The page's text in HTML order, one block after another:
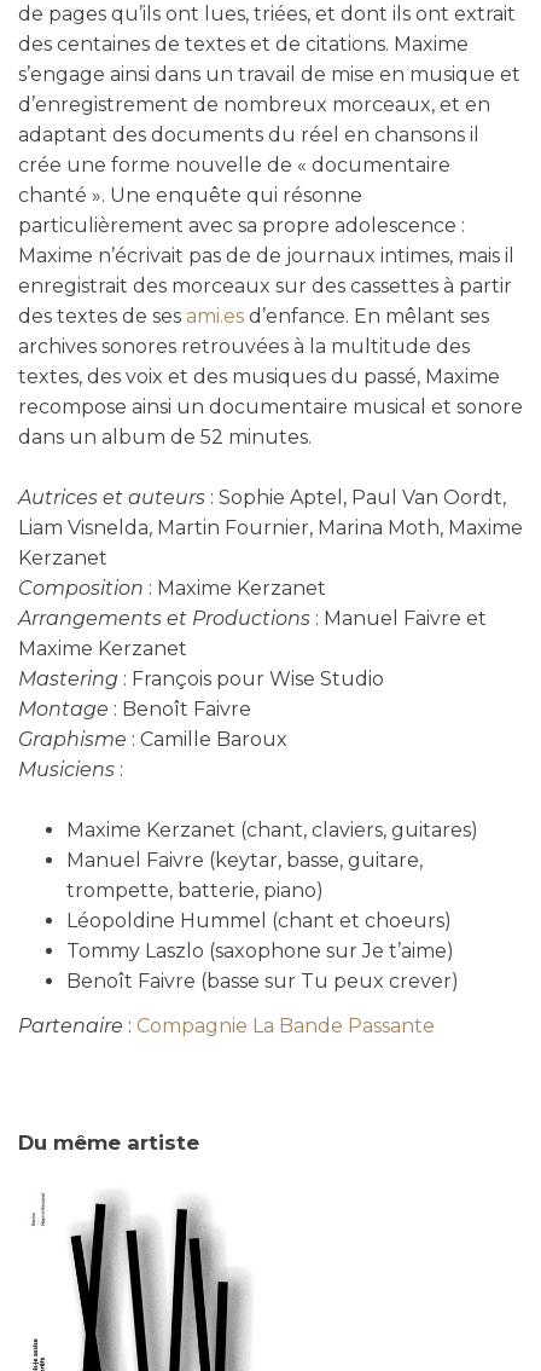
de pages qu’ils ont lues, triées, et dont ils ont extrait
des centaines de textes et de citations. Maxime
s’engage ainsi dans un travail de mise en musique et
d’enregistrement de nombreux morceaux, et en
adaptant des documents du réel en chansons il
crée une forme nouvelle de « documentaire
chanté ». Une enquête qui résonne
particulièrement avec sa propre adolescence :
Maxime n’écrivait pas de de journaux intimes, mais il
enregistrait des morceaux sur des cassettes à partir
des textes de ses ami.es d’enfance. En mêlant ses
archives sonores retrouvées à la multitude des
textes, des voix et des musiques du passé, Maxime
recompose ainsi un documentaire musical et sonore
dans un album de 52 minutes.
Autrices et auteurs : Sophie Aptel, Paul Van Oordt,
Liam Visnelda, Martin Fournier, Marina Moth, Maxime
Kerzanet
Composition : Maxime Kerzanet
Arrangements et Productions : Manuel Faivre et
Maxime Kerzanet
Mastering : François pour Wise Studio
Montage : Benoît Faivre
Graphisme : Camille Baroux
Musiciens :
Maxime Kerzanet (chant, claviers, guitares)
Manuel Faivre (keytar, basse, guitare,
trompette, batterie, piano)
Léopoldine Hummel (chant et choeurs)
Tommy Laszlo (saxophone sur Je t’aime)
Benoît Faivre (basse sur Tu peux crever)
Partenaire : Compagnie La Bande Passante
Du même artiste